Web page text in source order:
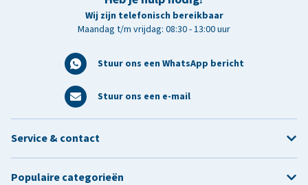
Wij zijn telefonisch bereikbaar
Maandag t/m vrijdag: 08:30 - 13:00 uur
Stuur ons een WhatsApp bericht
Stuur ons een e-mail
Service & contact
Populaire categorieën